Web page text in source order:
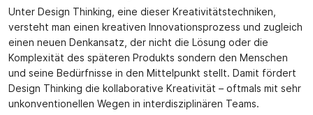
Unter Design Thinking, eine dieser Kreativitätstechniken,
versteht man einen kreativen Innovationsprozess und zugleich
einen neuen Denkansatz, der nicht die Lösung oder die
Komplexität des späteren Produkts sondern den Menschen
und seine Bedürfnisse in den Mittelpunkt stellt. Damit fördert
Design Thinking die kollaborative Kreativität – oftmals mit sehr
unkonventionellen Wegen in interdisziplinären Teams.